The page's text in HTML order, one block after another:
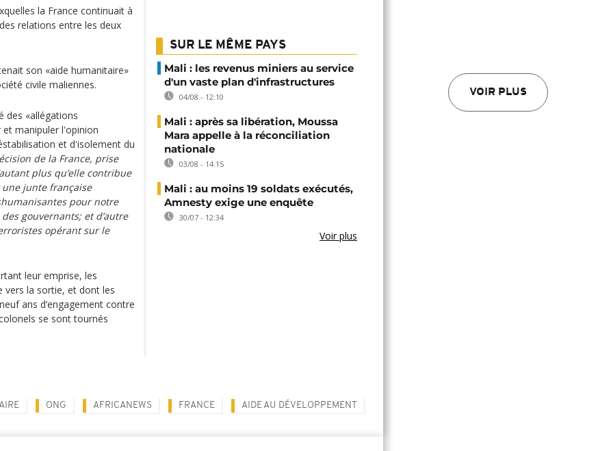
VOIR PLUS
la France continuait à
relations entre les deux
son «aide humanitaire»
civile maliennes.
des «allégations
manipuler l'opinion
et d'isolement du
de la France, prise
plus qu’elle contribue
junte française
pour notre
gouvernants; et d’autre
opérant sur le
leur emprise, les
vers la sortie, et dont les
ans d’engagement contre
se sont tournés
SUR LE MÊME PAYS
Mali : les revenus miniers au service
d'un vaste plan d'infrastructures
04/08 - 12:10
Mali : après sa libération, Moussa
Mara appelle à la réconciliation
nationale
03/08 - 14:15
Mali : au moins 19 soldats exécutés,
Amnesty exige une enquête
30/07 - 12:34
Voir plus
ONG AFRICANEWS FRANCE AIDE AU DÉVELOPPEMENT